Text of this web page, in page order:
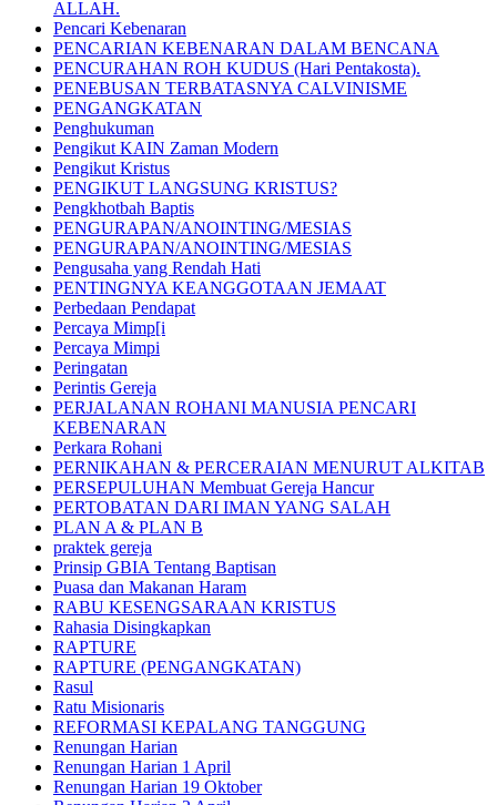
ALLAH.
Pencari Kebenaran
PENCARIAN KEBENARAN DALAM BENCANA
PENCURAHAN ROH KUDUS (Hari Pentakosta).
PENEBUSAN TERBATASNYA CALVINISME
PENGANGKATAN
Penghukuman
Pengikut KAIN Zaman Modern
Pengikut Kristus
PENGIKUT LANGSUNG KRISTUS?
Pengkhotbah Baptis
PENGURAPAN/ANOINTING/MESIAS
PENGURAPAN/ANOINTING/MESIAS
Pengusaha yang Rendah Hati
PENTINGNYA KEANGGOTAAN JEMAAT
Perbedaan Pendapat
Percaya Mimp[i
Percaya Mimpi
Peringatan
Perintis Gereja
PERJALANAN ROHANI MANUSIA PENCARI
KEBENARAN
Perkara Rohani
PERNIKAHAN & PERCERAIAN MENURUT ALKITAB
PERSEPULUHAN Membuat Gereja Hancur
PERTOBATAN DARI IMAN YANG SALAH
PLAN A & PLAN B
praktek gereja
Prinsip GBIA Tentang Baptisan
Puasa dan Makanan Haram
RABU KESENGSARAAN KRISTUS
Rahasia Disingkapkan
RAPTURE
RAPTURE (PENGANGKATAN)
Rasul
Ratu Misionaris
REFORMASI KEPALANG TANGGUNG
Renungan Harian
Renungan Harian 1 April
Renungan Harian 19 Oktober